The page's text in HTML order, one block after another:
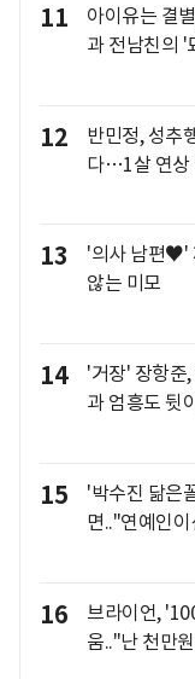
11
아이유는 결
과 전남친의
12
반민정, 성추
다…1살 연상
13
'의사 남편♥'
않는 미모
14
'거장' 장항준
과 엄흥도 뒷
15
'박수진 닮은
면.."연예인
16
브라이언,
움.."난 천만